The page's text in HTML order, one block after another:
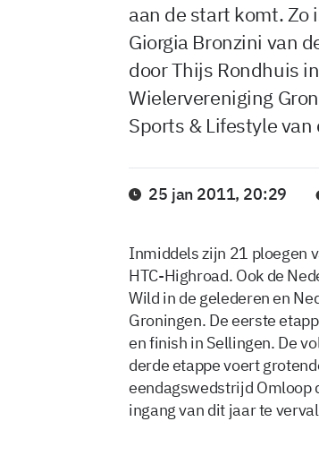
aan de start komt.
Giorgia Bronzini van
door Thijs Rondhuis
Wielervereniging
Sports & Lifestyle
25 jan 2011, 20:29
Inmiddels zijn 21 ploegen
HTC-Highroad. Ook de
Wild in de gelederen en
Groningen. De eerste
en finish in Sellingen. De
derde etappe voert
eendagswedstrijd Omloop
ingang van dit jaar te